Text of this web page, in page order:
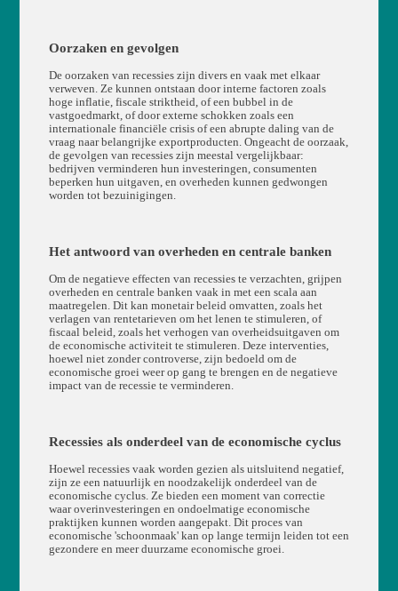
Oorzaken en gevolgen
De oorzaken van recessies zijn divers en vaak met elkaar
verweven. Ze kunnen ontstaan door interne factoren zoals
hoge inflatie, fiscale striktheid, of een bubbel in de
vastgoedmarkt, of door externe schokken zoals een
internationale financiële crisis of een abrupte daling van de
vraag naar belangrijke exportproducten. Ongeacht de oorzaak,
de gevolgen van recessies zijn meestal vergelijkbaar:
bedrijven verminderen hun investeringen, consumenten
beperken hun uitgaven, en overheden kunnen gedwongen
worden tot bezuinigingen.
Het antwoord van overheden en centrale banken
Om de negatieve effecten van recessies te verzachten, grijpen
overheden en centrale banken vaak in met een scala aan
maatregelen. Dit kan monetair beleid omvatten, zoals het
verlagen van rentetarieven om het lenen te stimuleren, of
fiscaal beleid, zoals het verhogen van overheidsuitgaven om
de economische activiteit te stimuleren. Deze interventies,
hoewel niet zonder controverse, zijn bedoeld om de
economische groei weer op gang te brengen en de negatieve
impact van de recessie te verminderen.
Recessies als onderdeel van de economische cyclus
Hoewel recessies vaak worden gezien als uitsluitend negatief,
zijn ze een natuurlijk en noodzakelijk onderdeel van de
economische cyclus. Ze bieden een moment van correctie
waar overinvesteringen en ondoelmatige economische
praktijken kunnen worden aangepakt. Dit proces van
economische 'schoonmaak' kan op lange termijn leiden tot een
gezondere en meer duurzame economische groei.